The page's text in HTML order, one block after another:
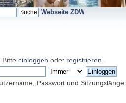
Webseite ZDW
. Bitte einloggen oder registrieren
Passwort und Sitzungslänge